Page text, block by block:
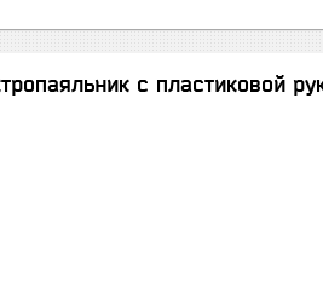
с пластиковой